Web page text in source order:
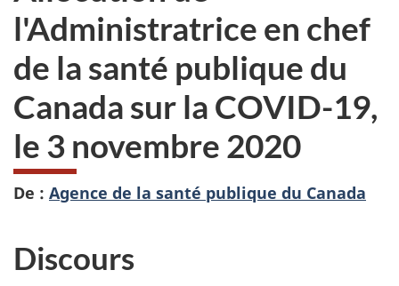
l'Administratrice en chef
de la santé publique du
Canada sur la COVID-19,
le 3 novembre 2020
De : Agence de la santé publique du Canada
Discours